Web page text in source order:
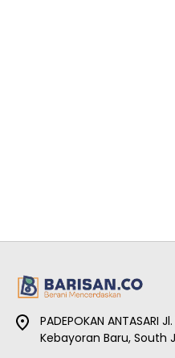
PADEPOKAN ANTASARI
Kebayoran Baru, South